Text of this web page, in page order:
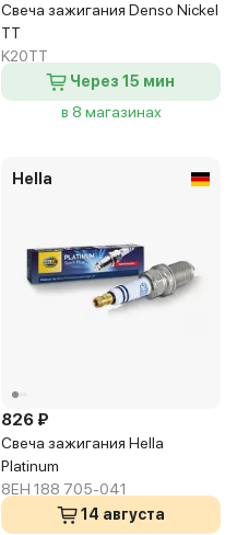
Свеча зажигания Denso Nickel
TT
K20TT
Через 15 мин
в 8 магазинах
Hella
826 ₽
Свеча зажигания Hella
Platinum
8EH 188 705-041
14 августа